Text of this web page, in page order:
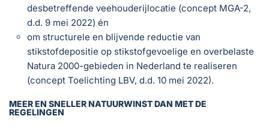
desbetreffende veehouderijlocatie (concept MGA-2,
d.d. 9 mei 2022) én
om structurele en blijvende reductie van
stikstofdepositie op stikstofgevoelige en overbelaste
Natura 2000-gebieden in Nederland te realiseren
(concept Toelichting LBV, d.d. 10 mei 2022).
MEER EN SNELLER NATUURWINST DAN MET DE
REGELINGEN